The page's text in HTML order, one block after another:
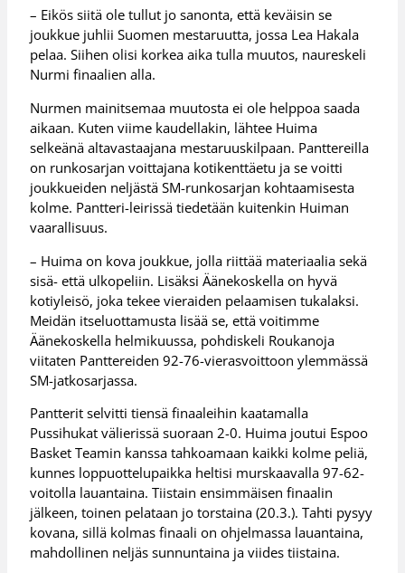
– Eikös siitä ole tullut jo sanonta, että keväisin se
joukkue juhlii Suomen mestaruutta, jossa Lea Hakala
pelaa. Siihen olisi korkea aika tulla muutos, naureskeli
Nurmi finaalien alla.
Nurmen mainitsemaa muutosta ei ole helppoa saada
aikaan. Kuten viime kaudellakin, lähtee Huima
selkeänä altavastaajana mestaruuskilpaan. Panttereilla
on runkosarjan voittajana kotikenttäetu ja se voitti
joukkueiden neljästä SM-runkosarjan kohtaamisesta
kolme. Pantteri-leirissä tiedetään kuitenkin Huiman
vaarallisuus.
– Huima on kova joukkue, jolla riittää materiaalia sekä
sisä- että ulkopeliin. Lisäksi Äänekoskella on hyvä
kotiyleisö, joka tekee vieraiden pelaamisen tukalaksi.
Meidän itseluottamusta lisää se, että voitimme
Äänekoskella helmikuussa, pohdiskeli Roukanoja
viitaten Panttereiden 92-76-vierasvoittoon ylemmässä
SM-jatkosarjassa.
Pantterit selvitti tiensä finaaleihin kaatamalla
Pussihukat välierissä suoraan 2-0. Huima joutui Espoo
Basket Teamin kanssa tahkoamaan kaikki kolme peliä,
kunnes loppuottelupaikka heltisi murskaavalla 97-62-
voitolla lauantaina. Tiistain ensimmäisen finaalin
jälkeen, toinen pelataan jo torstaina (20.3.). Tahti pysyy
kovana, sillä kolmas finaali on ohjelmassa lauantaina,
mahdollinen neljäs sunnuntaina ja viides tiistaina.